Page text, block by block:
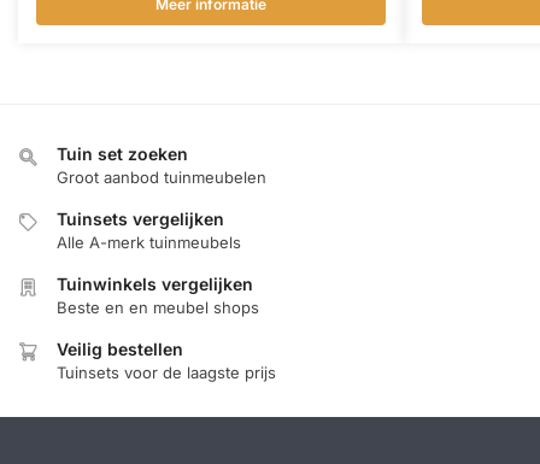
Meer informatie
Tuin set zoeken
Groot aanbod tuinmeubelen
Tuinsets vergelijken
Alle A-merk tuinmeubels
Tuinwinkels vergelijken
Beste en en meubel shops
Veilig bestellen
Tuinsets voor de laagste prijs